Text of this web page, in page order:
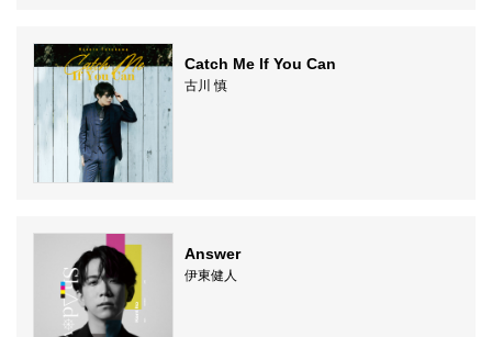
Catch Me If You Can
古川 慎
Answer
伊東健人